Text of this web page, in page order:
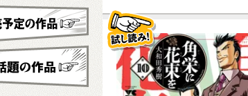
試し読み！